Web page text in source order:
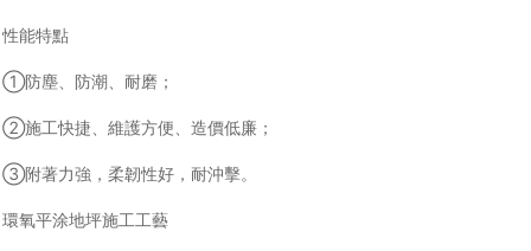
性能特點
①防塵、防潮、耐磨；
②施工快捷、維護方便、造價低廉；
③附著力強，柔韌性好，耐沖擊。
環氧平涂地坪施工工藝